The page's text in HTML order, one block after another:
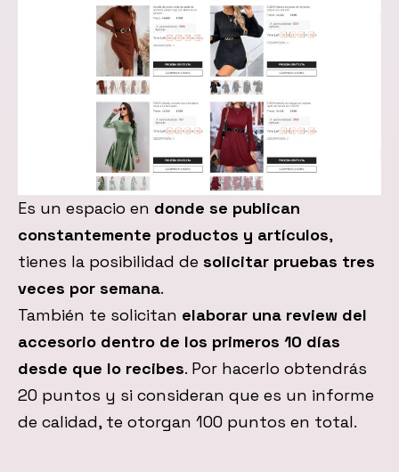
Es un espacio en donde se publican
constantemente productos y artículos,
tienes la posibilidad de solicitar pruebas tres
veces por semana.
También te solicitan elaborar una review del
accesorio dentro de los primeros 10 días
desde que lo recibes. Por hacerlo obtendrás
20 puntos y si consideran que es un informe
de calidad, te otorgan 100 puntos en total.